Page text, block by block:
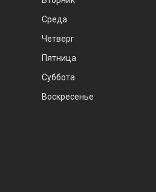
Среда
Четверг
Пятница
Суббота
Воскресенье